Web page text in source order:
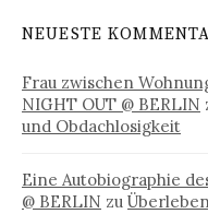
NEUESTE
Frau zwischen
NIGHT OUT @ BERLIN
und Obdachlosigkeit
Eine Autobiographie
@ BERLIN zu